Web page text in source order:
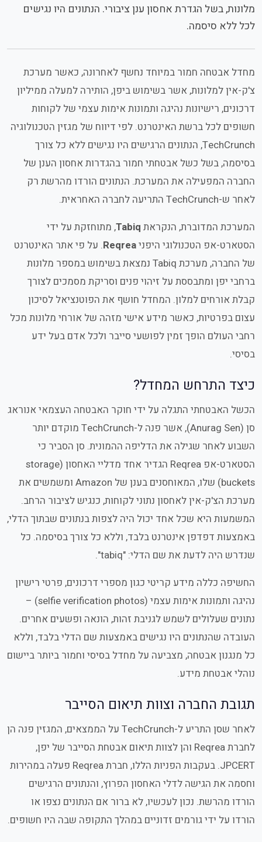
מלונות, בשל הגדרת אחסון ענן ציבורי. הנתונים היו נגישים
לכל ללא סיסמה.
מחדל אבטחה חמור במיוחד נחשף לאחרונה, כאשר מערכת
צ'ק-אין למלונות, אשר בשימוש ביפן, הותירה למעלה ממיליון
דרכונים, רישיונות נהיגה ותמונות אימות עצמי של לקוחות
חשופים לכל ברשת האינטרנט. לפי דיווח של מגזין הטכנולוגיה
TechCrunch, הנתונים הרגישים היו נגישים ללא כל צורך
בסיסמה, בשל כשל אבטחתי חמור בהגדרות אחסון הענן של
החברה המפעילה את המערכת. הנתונים הורדו מהרשת רק
לאחר ש-TechCrunch התריעה לחברה האחראית.
המערכת המדוברת, הנקראת Tabiq, מתוחזקת על ידי
הסטארט-אפ הטכנולוגי היפניReqrea. על פי אתר האינטרנט
של החברה, מערכת Tabiq נמצאת בשימוש במספר מלונות
ברחבי יפן ומתבססת על זיהוי פנים וסריקת מסמכים לצורך
קבלת אורחים למלון. המחדל חושף את הפוטנציאל לסיכון
עצום בפרטיות, כאשר מידע אישי מזהה של אורחי מלונות מכל
רחבי העולם הופך זמין לפושעי סייבר ולכל אדם בעל ידע
בסיסי.
כיצד התרחש המחדל?
הכשל האבטחתי התגלה על ידי חוקר האבטחה העצמאי אנוראג
סן (Anurag Sen), אשר פנה ל-TechCrunch מוקדם יותר
השבוע לאחר שגילה את הדליפה ההמונית. סן הסביר כי
הסטארט-אפ Reqrea הגדיר אחד מדליי האחסון (storage
buckets) שלו, המאוחסנים בענן של Amazon ומשמשים את
מערכת הצ'ק-אין לאחסון נתוני לקוחות, כנגיש לציבור הרחב.
המשמעות היא שכל אחד יכול היה לצפות בנתונים שבתוך הדלי,
באמצעות דפדפן אינטרנט בלבד, וללא כל צורך בסיסמה. כל
שנדרש היה לדעת את שם הדלי: "tabiq".
החשיפה כללה מידע קריטי כגון מספרי דרכונים, פרטי רישיון
נהיגה ותמונות אימות עצמי (selfie verification photos) –
נתונים שעלולים לשמש לגניבת זהות, הונאה ופשעים אחרים.
העובדה שהנתונים היו נגישים באמצעות שם הדלי בלבד, וללא
כל מנגנון אבטחה, מצביעה על מחדל בסיסי וחמור ביותר ביישום
נוהלי אבטחת מידע.
תגובת החברה וצוות תיאום הסייבר
לאחר שסן התריע ל-TechCrunch על הממצאים, המגזין פנה הן
לחברת Reqrea והן לצוות תיאום אבטחת הסייבר של יפן,
JPCERT. בעקבות הפניות הללו, חברת Reqrea פעלה במהירות
וחסמה את הגישה לדלי האחסון הפרוץ, והנתונים הרגישים
הורדו מהרשת. נכון לעכשיו, לא ברור אם הנתונים נצפו או
הורדו על ידי גורמים זדוניים במהלך התקופה שבה היו חשופים.